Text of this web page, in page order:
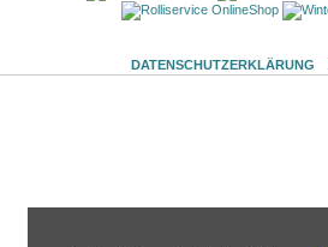
DATENSCHUTZERKLÄRUNG